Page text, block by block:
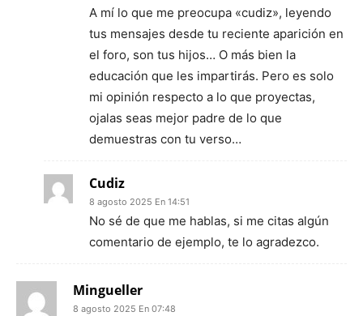
A mí lo que me preocupa «cudiz», leyendo
tus mensajes desde tu reciente aparición en
el foro, son tus hijos… O más bien la
educación que les impartirás. Pero es solo
mi opinión respecto a lo que proyectas,
ojalas seas mejor padre de lo que
demuestras con tu verso…
Cudiz
8 agosto 2025 En 14:51
No sé de que me hablas, si me citas algún
comentario de ejemplo, te lo agradezco.
Mingueller
8 agosto 2025 En 07:48